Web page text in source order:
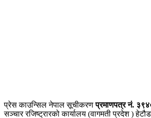
प्रेस काउन्सिल नेपाल सूचीकरणप्रमाणपत्र नं.
सञ्चार रजिष्ट्रारको कार्यालय (वागमती प्रदेश )